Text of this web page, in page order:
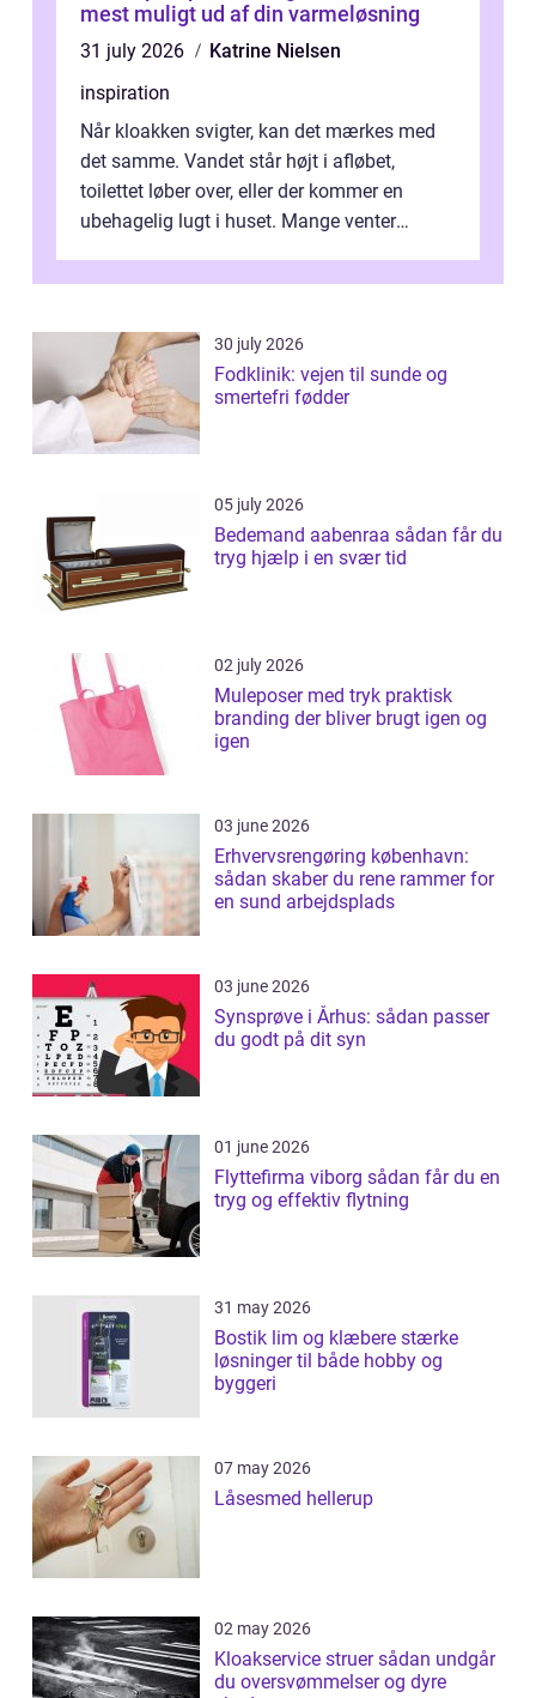
mest muligt ud af din varmeløsning
31 july 2026
Katrine Nielsen
inspiration
Når kloakken svigter, kan det mærkes med
det samme. Vandet står højt i afløbet,
toilettet løber over, eller der kommer en
ubehagelig lugt i huset. Mange venter
30 july 2026
Fodklinik: vejen til sunde og
smertefri fødder
05 july 2026
Bedemand aabenraa sådan får du
tryg hjælp i en svær tid
02 july 2026
Muleposer med tryk praktisk
branding der bliver brugt igen og
igen
03 june 2026
Erhvervsrengøring københavn:
sådan skaber du rene rammer for
en sund arbejdsplads
03 june 2026
Synsprøve i Århus: sådan passer
du godt på dit syn
01 june 2026
Flyttefirma viborg sådan får du en
tryg og effektiv flytning
31 may 2026
Bostik lim og klæbere stærke
løsninger til både hobby og
byggeri
07 may 2026
Låsesmed hellerup
02 may 2026
Kloakservice struer sådan undgår
du oversvømmelser og dyre